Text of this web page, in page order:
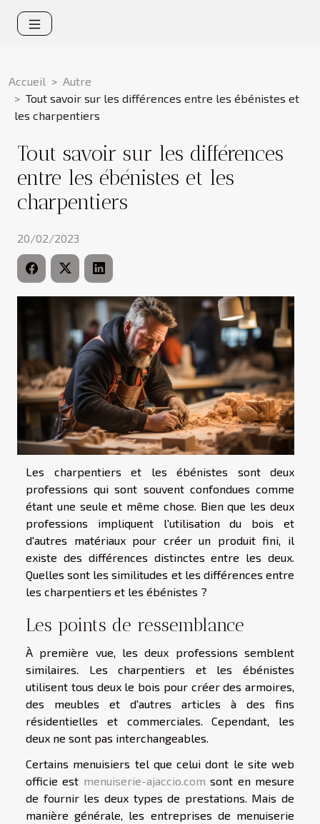
Accueil
Autre
Tout savoir sur les différences entre les ébénistes et
les charpentiers
Tout savoir sur les différences
entre les ébénistes et les
charpentiers
20/02/2023
Les charpentiers et les ébénistes sont deux
professions qui sont souvent confondues comme
étant une seule et même chose. Bien que les deux
professions impliquent l'utilisation du bois et
d'autres matériaux pour créer un produit fini, il
existe des différences distinctes entre les deux.
Quelles sont les similitudes et les différences entre
les charpentiers et les ébénistes ?
Les points de ressemblance
À première vue, les deux professions semblent
similaires. Les charpentiers et les ébénistes
utilisent tous deux le bois pour créer des armoires,
des meubles et d'autres articles à des fins
résidentielles et commerciales. Cependant, les
deux ne sont pas interchangeables.
Certains menuisiers tel que celui dont le site web
officie est menuiserie-ajaccio.com sont en mesure
de fournir les deux types de prestations. Mais de
manière générale, les entreprises de menuiserie